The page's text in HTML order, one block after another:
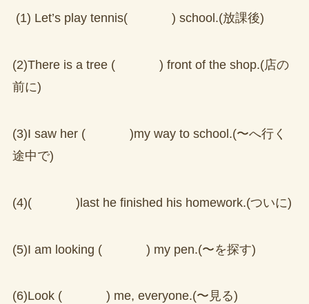
(1) Let’s play tennis( ) school.(放課後)
(2)There is a tree ( ) front of the shop.(店の
前に)
(3)I saw her ( )my way to school.(〜へ行く
途中で)
(4)( )last he finished his homework.(ついに)
(5)I am looking ( ) my pen.(〜を探す)
(6)Look ( ) me, everyone.(〜見る)